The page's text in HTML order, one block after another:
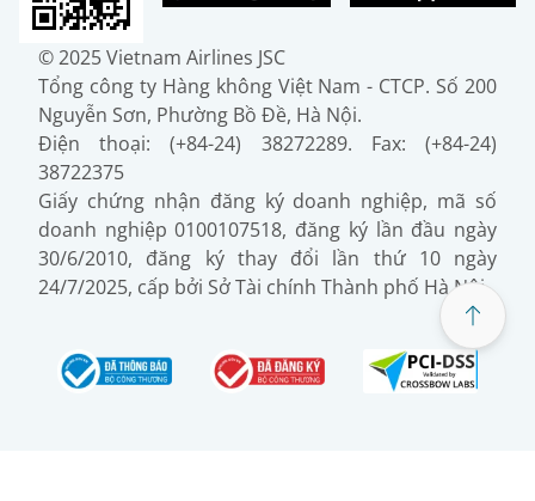
© 2025 Vietnam Airlines JSC
Tổng công ty Hàng không Việt Nam - CTCP. Số 200
Nguyễn Sơn, Phường Bồ Đề, Hà Nội.
Điện thoại: (+84-24) 38272289. Fax: (+84-24)
38722375
Giấy chứng nhận đăng ký doanh nghiệp, mã số
doanh nghiệp 0100107518, đăng ký lần đầu ngày
30/6/2010, đăng ký thay đổi lần thứ 10 ngày
24/7/2025, cấp bởi Sở Tài chính Thành phố Hà Nội.